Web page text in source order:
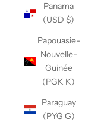
Panama
(USD $)
Papouasie-
Nouvelle-
Guinée
(PGK K)
Paraguay
(PYG ₲)